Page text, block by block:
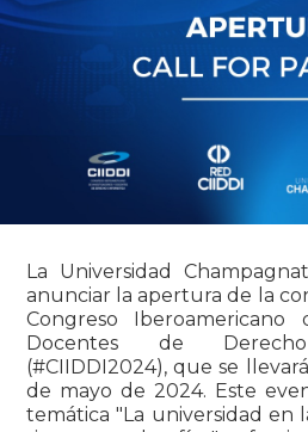
La Universidad
anunciar la apertura de la
Congreso Iberoamericano
Docentes de
(#CIIDDI2024), que se
de mayo de 2024. Este
temática "La universidad en